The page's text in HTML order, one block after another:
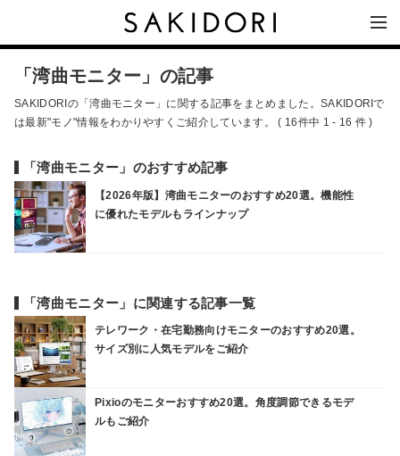
「湾曲モニター」の記事
SAKIDORIの「湾曲モニター」に関する記事をまとめました。SAKIDORIで
は最新"モノ"情報をわかりやすくご紹介しています。 ( 16件中 1 - 16 件 )
「湾曲モニター」のおすすめ記事
【2026年版】湾曲モニターのおすすめ20選。機能性
に優れたモデルもラインナップ
「湾曲モニター」に関連する記事一覧
テレワーク・在宅勤務向けモニターのおすすめ20選。
サイズ別に人気モデルをご紹介
Pixioのモニターおすすめ20選。角度調節できるモデ
ルもご紹介